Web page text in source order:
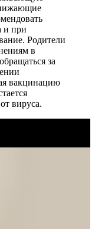
и при
Родители
в
за
вакцинацию
вируса.